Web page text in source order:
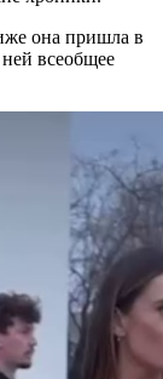
она пришла в
всеобщее